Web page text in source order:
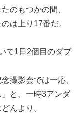
のもつかの間、
は上り17番だ。
て1日2個目のダブ
撮影会では一応、
と、一時3アンダ
んより。